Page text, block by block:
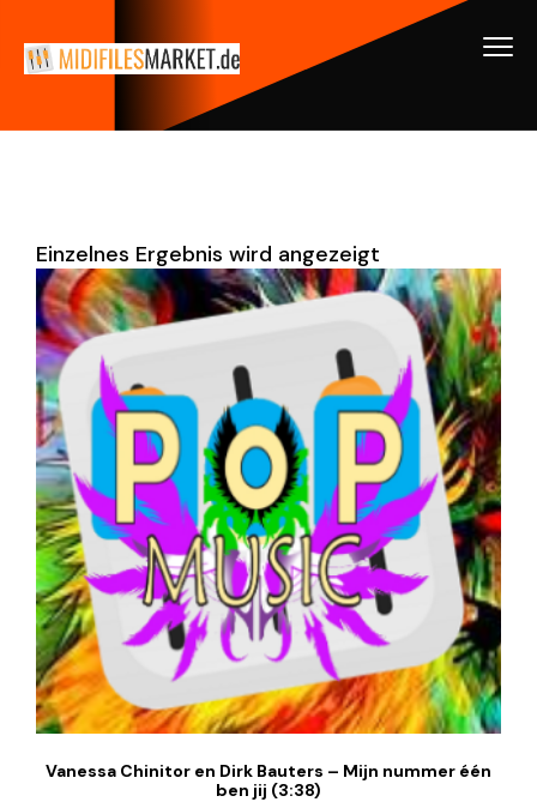
Einzelnes Ergebnis wird angezeigt
Vanessa Chinitor en Dirk Bauters – Mijn nummer één
ben jij (3:38)